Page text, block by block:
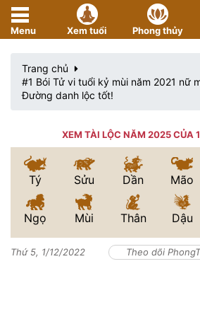
Menu Xem tuổi Phong thủy
Trang chủ
#1 Bói Tử vi tuổi kỷ mùi năm 2021 nữ
Đường danh lộc tốt!
XEM TÀI LỘC NĂM 2025 CỦA
Tý Sửu Dần Mão
Ngọ Mùi Thân Dậu
Thứ 5, 1/12/2022 Theo dõi